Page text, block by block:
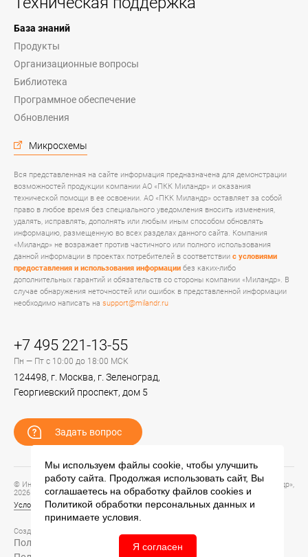
База знаний
Продукты
Организационные вопросы
Библиотека
Программное обеспечение
Обновления
Микросхемы
Вся представленная на сайте информация предназначена для демонстрации
возможностей продукции компании АО «ПКК Миландр» и оказания
технической помощи в ее освоении. АО «ПКК Миландр» оставляет за собой
право в любое время без специального уведомления вносить изменения,
удалять, исправлять, дополнять или любым иным способом обновлять
информацию, размещенную во всех разделах данного сайта. Компания
«Миландр» не возражает против частичного или полного использования
данной информации в проектах потребителей в соответствии с условиями
предоставления и использования информации без каких-либо
дополнительных гарантий и обязательств со стороны компании «Миландр». В
случае обнаружения неточностей или ошибок в представленной информации
необходимо написать на support@milandr.ru
+7 495 221-13-55
Пн — Пт с 10:00 до 18:00 МСК
124498, г. Москва, г. Зеленоград,
Георгиевский проспект, дом 5
Задать вопрос
© Информационный портал технической поддержки ЦП ИС АО «ПКК Миландр»,
2026
Условия предоставления и использования информации
Создание сайта –
Политика обработки персональных данных
Мы используем файлы cookie, чтобы улучшить
работу сайта. Продолжая использовать сайт, Вы
соглашаетесь на обработку файлов cookies и
Политикой обработки персональных данных и
принимаете условия.
Я согласен